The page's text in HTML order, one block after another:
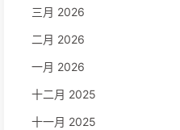
三月 2026
二月 2026
一月 2026
十二月 2025
十一月 2025